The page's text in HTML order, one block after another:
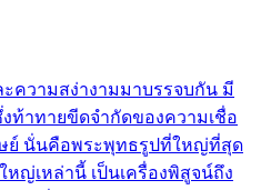
ความสง่างามมาบรรจบกัน มี
ท้าทายขีดจำกัดของความเชื่อ
ย์ นั่นคือพระพุทธรูปที่ใหญ่ที่สุด
หญ่เหล่านี้ เป็นเครื่องพิสูจน์ถึง